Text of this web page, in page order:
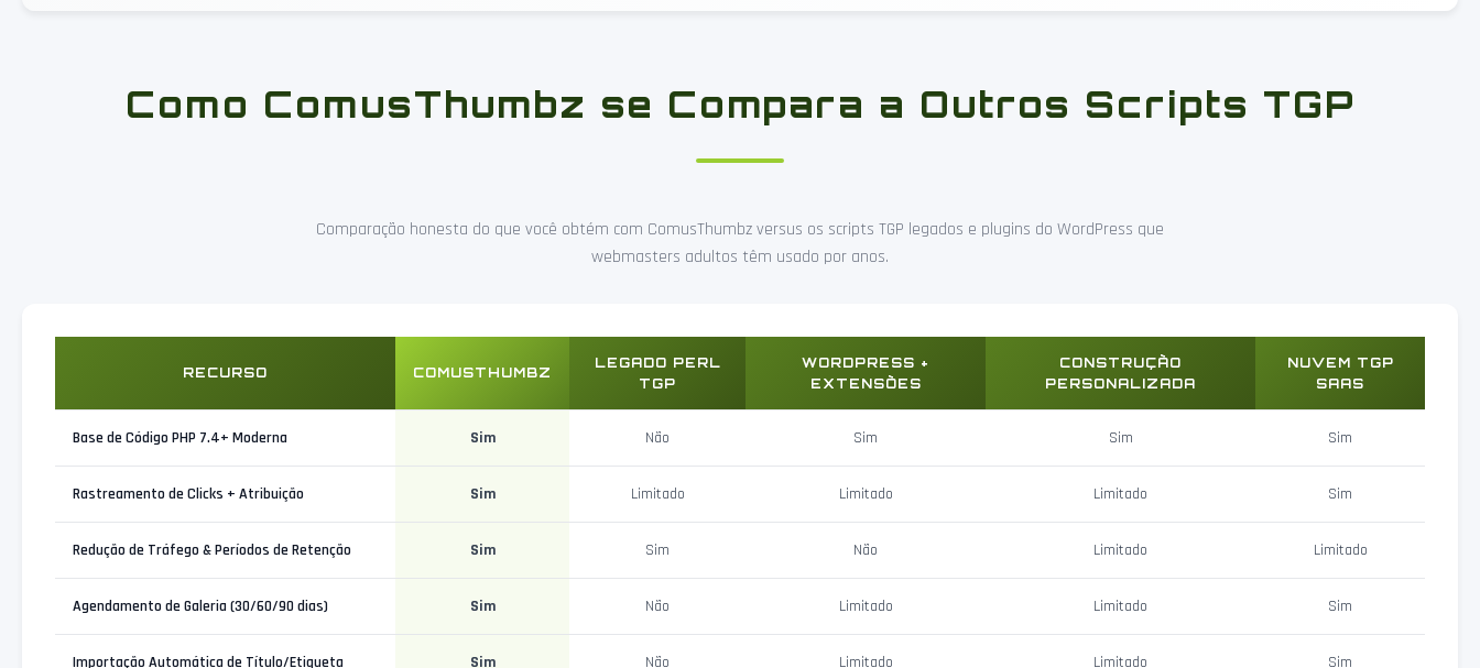
Como ComusThumbz se Compara a Outros Scripts TGP
Comparação honesta do que você obtém com ComusThumbz versus os scripts TGP legados e plugins do WordPress que
webmasters adultos têm usado por anos.
RECURSO COMUSTHUMBZ
LEGADO PERL
TGP
WORDPRESS +
EXTENSÕES
CONSTRUÇÃO
PERSONALIZADA
NUVEM TGP
SAAS
Base de Código PHP 7.4+ Moderna Sim Não Sim Sim Sim
Rastreamento de Clicks + Atribuição Sim Limitado Limitado Limitado Sim
Redução de Tráfego & Períodos de Retenção Sim Sim Não Limitado Limitado
Agendamento de Galeria (30/60/90 dias) Sim Não Limitado Limitado Sim
Importação Automática de Título/Etiqueta Sim Não Limitado Limitado Sim